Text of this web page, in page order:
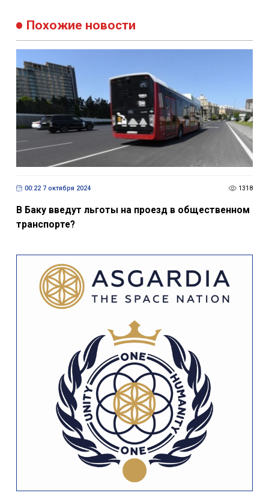
Похожие новости
00:22 7 октября 2024 1318
В Баку введут льготы на проезд в общественном
транспорте?